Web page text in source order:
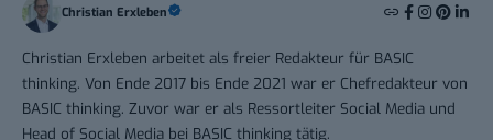
Christian Erxleben
Christian Erxleben arbeitet als freier Redakteur für BASIC
thinking. Von Ende 2017 bis Ende 2021 war er Chefredakteur von
BASIC thinking. Zuvor war er als Ressortleiter Social Media und
Head of Social Media bei BASIC thinking tätig.